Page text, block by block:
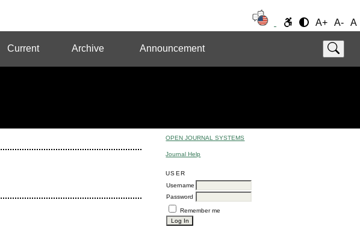
A+ A- A
Current Archive Announcement
OPEN JOURNAL SYSTEMS
Journal Help
USER
Username
Password
Remember me